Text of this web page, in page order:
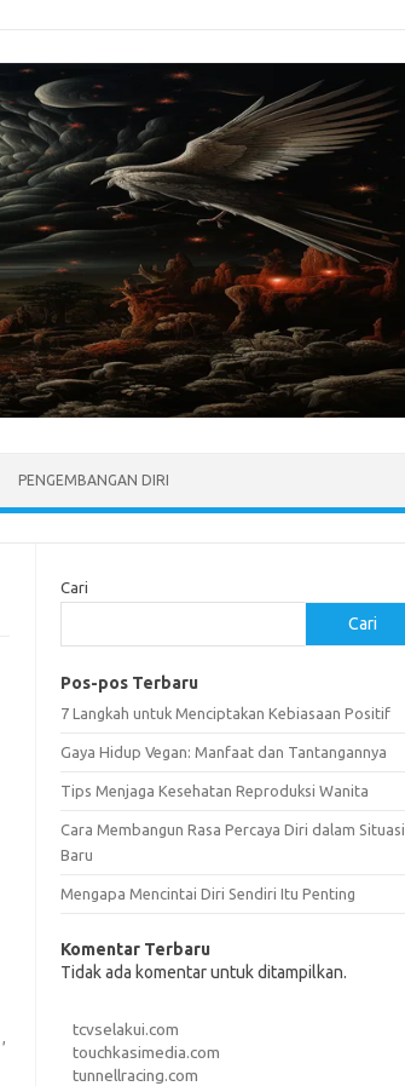
PENGEMBANGAN DIRI
,
Cari
Cari
Pos-pos Terbaru
7 Langkah untuk Menciptakan Kebiasaan Positif
Gaya Hidup Vegan: Manfaat dan Tantangannya
Tips Menjaga Kesehatan Reproduksi Wanita
Cara Membangun Rasa Percaya Diri dalam Situasi
Baru
Mengapa Mencintai Diri Sendiri Itu Penting
Komentar Terbaru
Tidak ada komentar untuk ditampilkan.
tcvselakui.com
touchkasimedia.com
tunnellracing.com